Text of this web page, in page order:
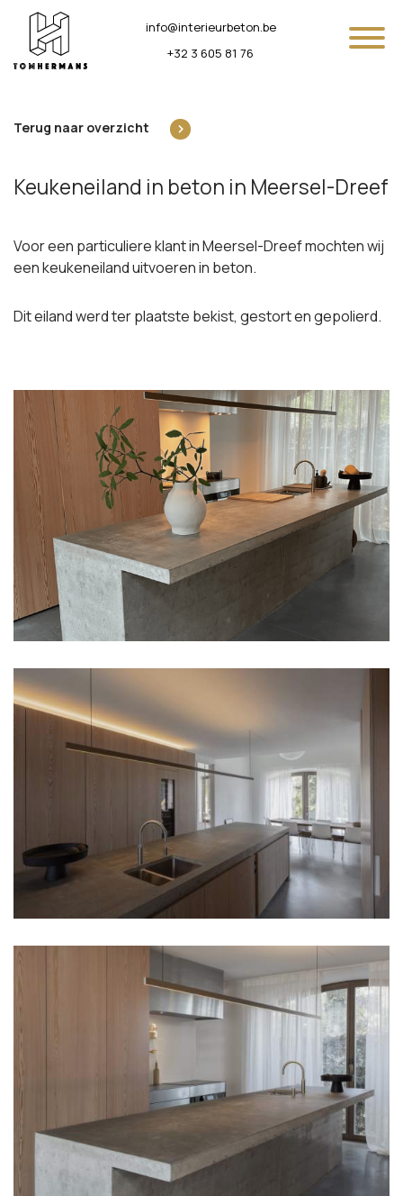
Naar inhoud
info@interieurbeton.be
+32 3 605 81 76
Terug naar overzicht
Keukeneiland in beton in Meersel-Dreef
Voor een particuliere klant in Meersel-Dreef mochten wij
een keukeneiland uitvoeren in beton.
Dit eiland werd ter plaatste bekist, gestort en gepolierd.